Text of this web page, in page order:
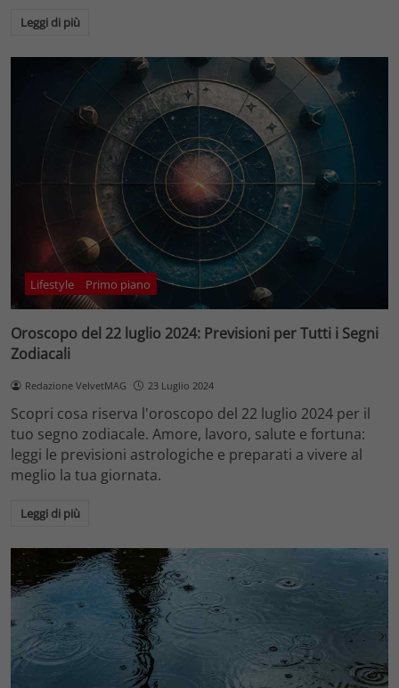
Leggi di più
Lifestyle Primo piano
Oroscopo del 22 luglio 2024: Previsioni per Tutti i Segni
Zodiacali
Redazione VelvetMAG 23 Luglio 2024
Scopri cosa riserva l'oroscopo del 22 luglio 2024 per il
tuo segno zodiacale. Amore, lavoro, salute e fortuna:
leggi le previsioni astrologiche e preparati a vivere al
meglio la tua giornata.
Leggi di più